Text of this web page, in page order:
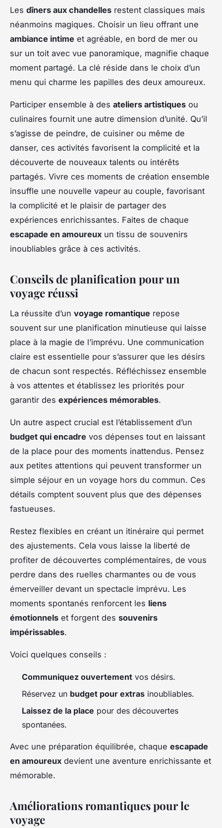
Les dîners aux chandelles restent classiques mais
néanmoins magiques. Choisir un lieu offrant une
ambiance intime et agréable, en bord de mer ou
sur un toit avec vue panoramique, magnifie chaque
moment partagé. La clé réside dans le choix d’un
menu qui charme les papilles des deux amoureux.
Participer ensemble à des ateliers artistiques ou
culinaires fournit une autre dimension d’unité. Qu’il
s’agisse de peindre, de cuisiner ou même de
danser, ces activités favorisent la complicité et la
découverte de nouveaux talents ou intérêts
partagés. Vivre ces moments de création ensemble
insuffle une nouvelle vapeur au couple, favorisant
la complicité et le plaisir de partager des
expériences enrichissantes. Faites de chaque
escapade en amoureux un tissu de souvenirs
inoubliables grâce à ces activités.
Conseils de planification pour un
voyage réussi
La réussite d’un voyage romantique repose
souvent sur une planification minutieuse qui laisse
place à la magie de l’imprévu. Une communication
claire est essentielle pour s’assurer que les désirs
de chacun sont respectés. Réfléchissez ensemble
à vos attentes et établissez les priorités pour
garantir des expériences mémorables.
Un autre aspect crucial est l’établissement d’un
budget qui encadre vos dépenses tout en laissant
de la place pour des moments inattendus. Pensez
aux petites attentions qui peuvent transformer un
simple séjour en un voyage hors du commun. Ces
détails comptent souvent plus que des dépenses
fastueuses.
Restez flexibles en créant un itinéraire qui permet
des ajustements. Cela vous laisse la liberté de
profiter de découvertes complémentaires, de vous
perdre dans des ruelles charmantes ou de vous
émerveiller devant un spectacle imprévu. Les
moments spontanés renforcent les liens
émotionnels et forgent des souvenirs
impérissables.
Voici quelques conseils :
Communiquez ouvertement vos désirs.
Réservez un budget pour extras inoubliables.
Laissez de la place pour des découvertes
spontanées.
Avec une préparation équilibrée, chaque escapade
en amoureux devient une aventure enrichissante et
mémorable.
Améliorations romantiques pour le
voyage